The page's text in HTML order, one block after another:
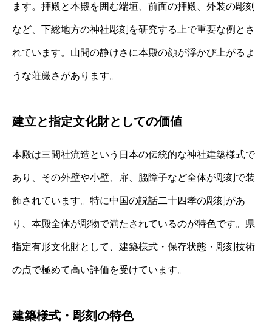
ます。拝殿と本殿を囲む端垣、前面の拝殿、外装の彫刻
など、下総地方の神社彫刻を研究する上で重要な例とさ
れています。山間の静けさに本殿の顔が浮かび上がるよ
うな荘厳さがあります。
建立と指定文化財としての価値
本殿は三間社流造という日本の伝統的な神社建築様式で
あり、その外壁や小壁、扉、脇障子など全体が彫刻で装
飾されています。特に中国の説話二十四孝の彫刻があ
り、本殿全体が彫物で満たされているのが特色です。県
指定有形文化財として、建築様式・保存状態・彫刻技術
の点で極めて高い評価を受けています。
建築様式・彫刻の特色